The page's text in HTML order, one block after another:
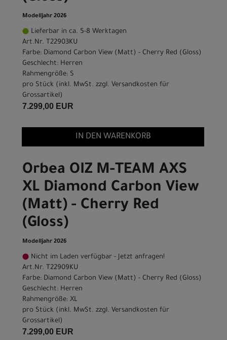
Modelljahr 2026
Lieferbar in ca. 5-8 Werktagen
Art.Nr. T22903KU
Farbe: Diamond Carbon View (Matt) - Cherry Red (Gloss)
Geschlecht: Herren
Rahmengröße: S
pro Stück (inkl. MwSt. zzgl. Versandkosten für
Grossartikel)
7.299,00 EUR
IN DEN WARENKORB
Orbea OIZ M-TEAM AXS
XL Diamond Carbon View
(Matt) - Cherry Red
(Gloss)
Modelljahr 2026
Nicht im Laden verfügbar - Jetzt anfragen!
Art.Nr. T22909KU
Farbe: Diamond Carbon View (Matt) - Cherry Red (Gloss)
Geschlecht: Herren
Rahmengröße: XL
pro Stück (inkl. MwSt. zzgl. Versandkosten für
Grossartikel)
7.299,00 EUR